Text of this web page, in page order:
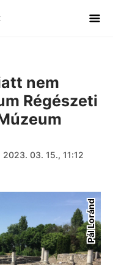
nem
Régészeti
2023. 03. 15., 11:12
Pál Loránd